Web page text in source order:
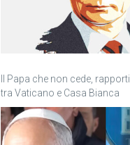
Il Papa che non cede,
tra Vaticano e Casa Bianca